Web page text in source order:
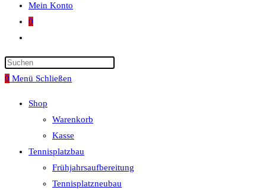
Mein Konto
0
umschalten
0 Menü Schließen
Shop
Warenkorb
Kasse
Tennisplatzbau
Frühjahrsaufbereitung
Tennisplatzneubau